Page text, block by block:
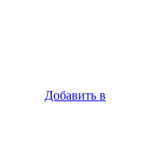
Добавить в